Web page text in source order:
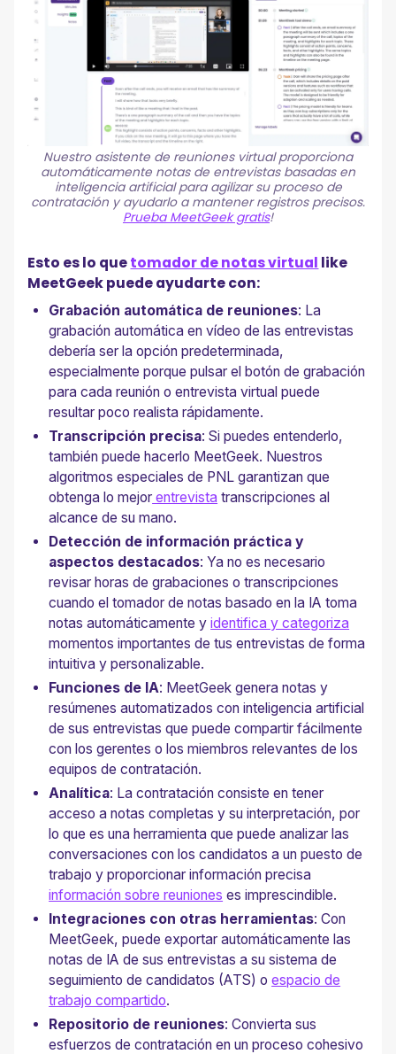
Nuestro asistente de reuniones virtual proporciona
automáticamente notas de entrevistas basadas en
inteligencia artificial para agilizar su proceso de
contratación y ayudarlo a mantener registros precisos.
Prueba MeetGeek gratis!
Esto es lo quetomador de notas virtual like
MeetGeek puede ayudarte con:
Grabación automática de reuniones: La
grabación automática en vídeo de las entrevistas
debería ser la opción predeterminada,
especialmente porque pulsar el botón de grabación
para cada reunión o entrevista virtual puede
resultar poco realista rápidamente.
Transcripción precisa: Si puedes entenderlo,
también puede hacerlo MeetGeek. Nuestros
algoritmos especiales de PNL garantizan que
obtenga lo mejor entrevista transcripciones al
alcance de su mano.
Detección de información práctica y
aspectos destacados: Ya no es necesario
revisar horas de grabaciones o transcripciones
cuando el tomador de notas basado en la IA toma
notas automáticamente yidentifica y categoriza
momentos importantes de tus entrevistas de forma
intuitiva y personalizable.
Funciones de IA: MeetGeek genera notas y
resúmenes automatizados con inteligencia artificial
de sus entrevistas que puede compartir fácilmente
con los gerentes o los miembros relevantes de los
equipos de contratación.
Analítica: La contratación consiste en tener
acceso a notas completas y su interpretación, por
lo que es una herramienta que puede analizar las
conversaciones con los candidatos a un puesto de
trabajo y proporcionar información precisa
información sobre reuniones es imprescindible.
Integraciones con otras herramientas: Con
MeetGeek, puede exportar automáticamente las
notas de IA de sus entrevistas a su sistema de
seguimiento de candidatos (ATS) oespacio de
trabajo compartido.
Repositorio de reuniones: Convierta sus
esfuerzos de contratación en un proceso cohesivo